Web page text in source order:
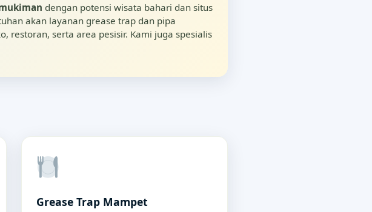
dengan potensi wisata bahari dan situs
akan layanan grease trap dan pipa
restoran, serta area pesisir. Kami juga spesialis
Grease Trap Mampet